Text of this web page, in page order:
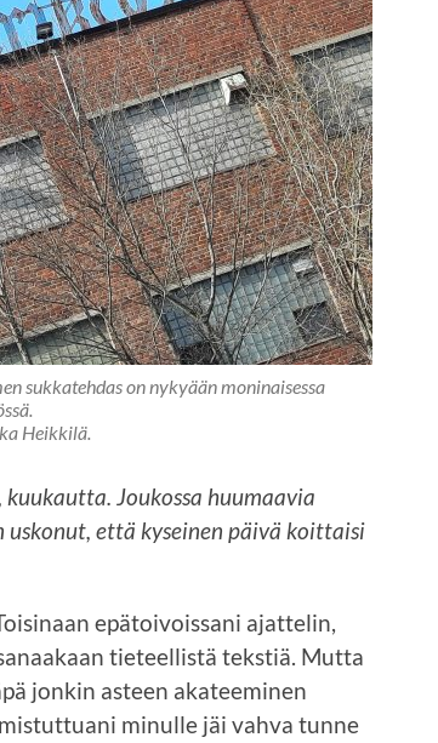
sukkatehdas on nykyään moninaisessa
Heikkilä.
Joukossa huumaavia
että kyseinen päivä koittaisi
epätoivoissani ajattelin,
tieteellistä tekstiä. Mutta
jonkin asteen akateeminen
minulle jäi vahva tunne